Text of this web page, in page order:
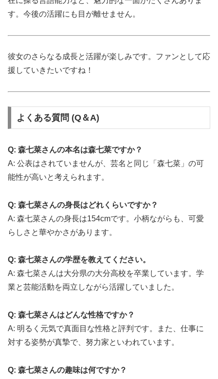
す。今後の活躍にも目が離せません。
彼女のさらなる成長と活躍が楽しみです。ファンとして応
援していきたいですね！
よくある質問 (Q＆A)
Q: 森七菜さんの本名は森七菜ですか？
A: 公表はされていませんが、芸名と同じ「森七菜」の可
能性が高いと考えられます。
Q: 森七菜さんの身長はどれくらいですか？
A: 森七菜さんの身長は154cmです。小柄ながらも、可愛
らしさと華やかさがあります。
Q: 森七菜さんの学歴を教えてください。
A: 森七菜さんは大分県の大分高校を卒業しています。学
業と芸能活動を両立しながら活躍していました。
Q: 森七菜さんはどんな性格ですか？
A: 明るく元気で真面目な性格と評判です。また、仕事に
対する姿勢が真摯で、努力家といわれています。
Q: 森七菜さんの趣味は何ですか？